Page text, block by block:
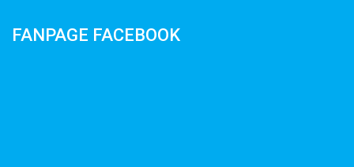
FANPAGE FACEBOOK